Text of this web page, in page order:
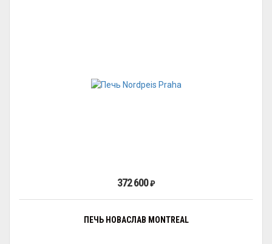
372 600₽
ПЕЧЬ НОВАСЛАВ MONTREAL